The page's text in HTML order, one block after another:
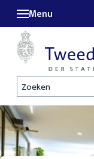
Zoeken
Menu